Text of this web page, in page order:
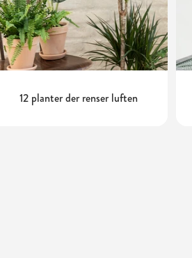
12 planter der renser luften